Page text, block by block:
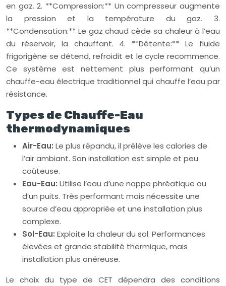
en gaz. 2. **Compression:** Un compresseur augmente
la pression et la température du gaz. 3.
**Condensation:** Le gaz chaud cède sa chaleur à l’eau
du réservoir, la chauffant. 4. **Détente:** Le fluide
frigorigène se détend, refroidit et le cycle recommence.
Ce système est nettement plus performant qu’un
chauffe-eau électrique traditionnel qui chauffe l’eau par
résistance.
Types de Chauffe-Eau
thermodynamiques
Air-Eau: Le plus répandu, il prélève les calories de
l’air ambiant. Son installation est simple et peu
coûteuse.
Eau-Eau: Utilise l’eau d’une nappe phréatique ou
d’un puits. Très performant mais nécessite une
source d’eau appropriée et une installation plus
complexe.
Sol-Eau: Exploite la chaleur du sol. Performances
élevées et grande stabilité thermique, mais
installation plus onéreuse.
Le choix du type de CET dépendra des conditions